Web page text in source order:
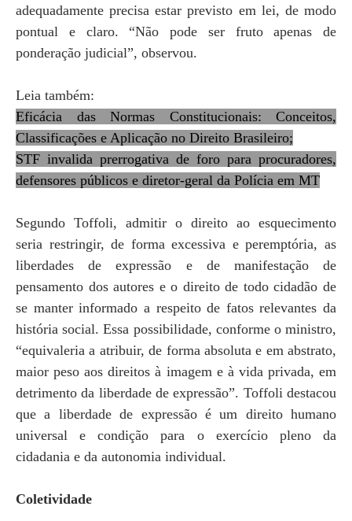
adequadamente precisa estar previsto em lei, de modo
pontual e claro. “Não pode ser fruto apenas de
ponderação judicial”, observou.
Leia também:
Eficácia das Normas Constitucionais: Conceitos,
Classificações e Aplicação no Direito Brasileiro;
STF invalida prerrogativa de foro para procuradores,
defensores públicos e diretor-geral da Polícia em MT
Segundo Toffoli, admitir o direito ao esquecimento
seria restringir, de forma excessiva e peremptória, as
liberdades de expressão e de manifestação de
pensamento dos autores e o direito de todo cidadão de
se manter informado a respeito de fatos relevantes da
história social. Essa possibilidade, conforme o ministro,
“equivaleria a atribuir, de forma absoluta e em abstrato,
maior peso aos direitos à imagem e à vida privada, em
detrimento da liberdade de expressão”. Toffoli destacou
que a liberdade de expressão é um direito humano
universal e condição para o exercício pleno da
cidadania e da autonomia individual.
Coletividade